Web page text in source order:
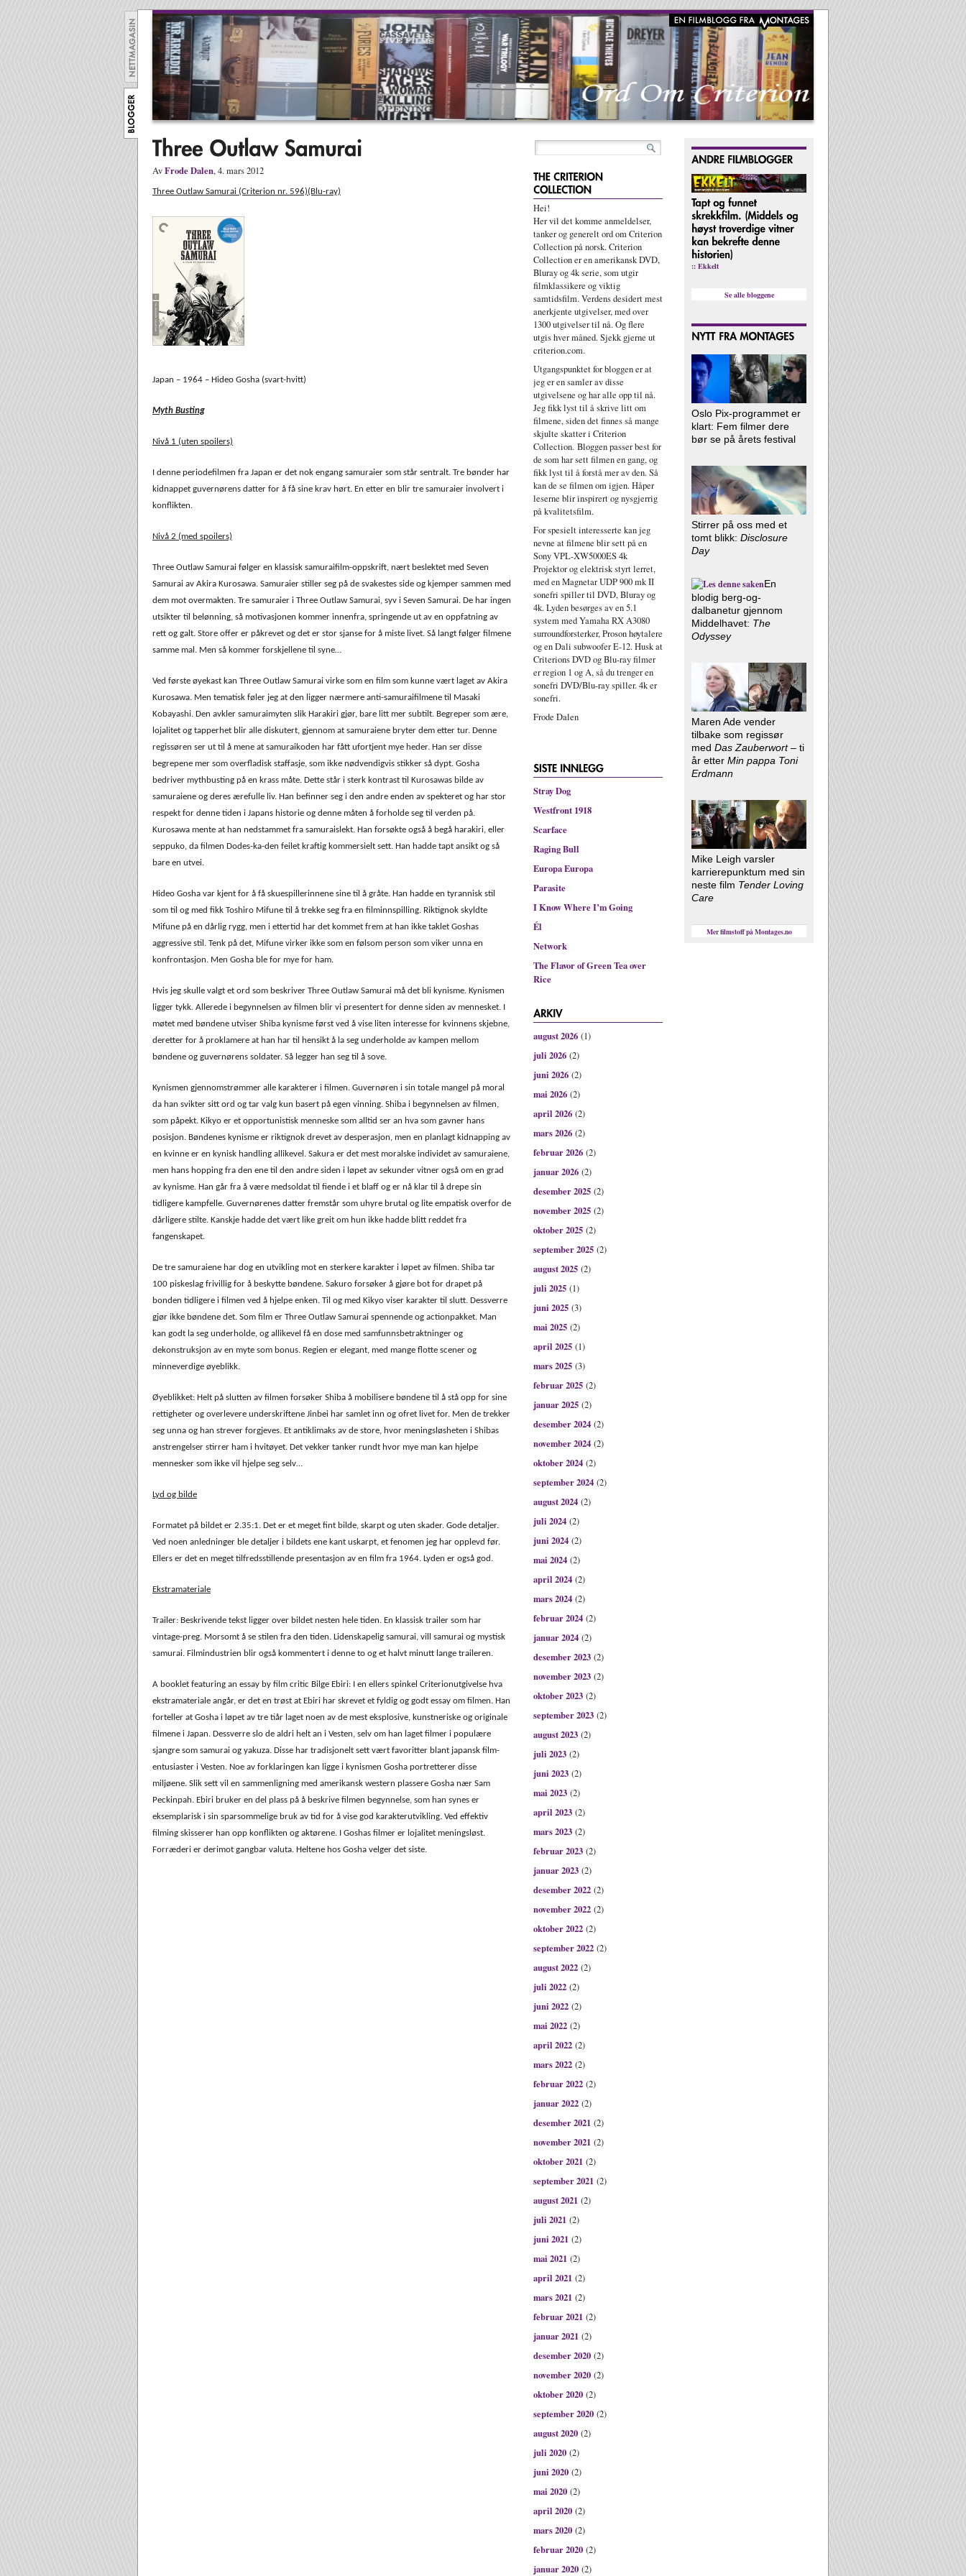
AvFrode Dalen, 4. mars 2012
Three Outlaw Samurai (Criterion nr. 596)(Blu-ray)
Japan – 1964 – Hideo Gosha (svart-hvitt)
Myth Busting
Nivå 1 (uten spoilers)
I denne periodefilmen fra Japan er det nok engang samuraier som står sentralt. Tre bønder har
kidnappet guvernørens datter for å få sine krav hørt. En etter en blir tre samuraier involvert i
konflikten.
Nivå 2 (med spoilers)
Three Outlaw Samurai følger en klassisk samuraifilm-oppskrift, nært beslektet med Seven
Samurai av Akira Kurosawa. Samuraier stiller seg på de svakestes side og kjemper sammen med
dem mot overmakten. Tre samuraier i Three Outlaw Samurai, syv i Seven Samurai. De har ingen
utsikter til belønning, så motivasjonen kommer innenfra, springende ut av en oppfatning av
rett og galt. Store offer er påkrevet og det er stor sjanse for å miste livet. Så langt følger filmene
samme mal. Men så kommer forskjellene til syne…
Ved første øyekast kan Three Outlaw Samurai virke som en film som kunne vært laget av Akira
Kurosawa. Men tematisk føler jeg at den ligger nærmere anti-samuraifilmene til Masaki
Kobayashi. Den avkler samuraimyten slik Harakiri gjør, bare litt mer subtilt. Begreper som ære,
lojalitet og tapperhet blir alle diskutert, gjennom at samuraiene bryter dem etter tur. Denne
regissøren ser ut til å mene at samuraikoden har fått ufortjent mye heder. Han ser disse
begrepene mer som overfladisk staffasje, som ikke nødvendigvis stikker så dypt. Gosha
bedriver mythbusting på en krass måte. Dette står i sterk kontrast til Kurosawas bilde av
samuraiene og deres ærefulle liv. Han befinner seg i den andre enden av spekteret og har stor
respekt for denne tiden i Japans historie og denne måten å forholde seg til verden på.
Kurosawa mente at han nedstammet fra samuraislekt. Han forsøkte også å begå harakiri, eller
seppuko, da filmen Dodes-ka-den feilet kraftig kommersielt sett. Han hadde tapt ansikt og så
bare en utvei.
Hideo Gosha var kjent for å få skuespillerinnene sine til å gråte. Han hadde en tyrannisk stil
som til og med fikk Toshiro Mifune til å trekke seg fra en filminnspilling. Riktignok skyldte
Mifune på en dårlig rygg, men i ettertid har det kommet frem at han ikke taklet Goshas
aggressive stil. Tenk på det, Mifune virker ikke som en følsom person som viker unna en
konfrontasjon. Men Gosha ble for mye for ham.
Hvis jeg skulle valgt et ord som beskriver Three Outlaw Samurai må det bli kynisme. Kynismen
ligger tykk. Allerede i begynnelsen av filmen blir vi presentert for denne siden av mennesket. I
møtet med bøndene utviser Shiba kynisme først ved å vise liten interesse for kvinnens skjebne,
deretter for å proklamere at han har til hensikt å la seg underholde av kampen mellom
bøndene og guvernørens soldater. Så legger han seg til å sove.
Kynismen gjennomstrømmer alle karakterer i filmen. Guvernøren i sin totale mangel på moral
da han svikter sitt ord og tar valg kun basert på egen vinning. Shiba i begynnelsen av filmen,
som påpekt. Kikyo er et opportunistisk menneske som alltid ser an hva som gavner hans
posisjon. Bøndenes kynisme er riktignok drevet av desperasjon, men en planlagt kidnapping av
en kvinne er en kynisk handling allikevel. Sakura er det mest moralske individet av samuraiene,
men hans hopping fra den ene til den andre siden i løpet av sekunder vitner også om en grad
av kynisme. Han går fra å være medsoldat til fiende i et blaff og er nå klar til å drepe sin
tidligere kampfelle. Guvernørenes datter fremstår som uhyre brutal og lite empatisk overfor de
dårligere stilte. Kanskje hadde det vært like greit om hun ikke hadde blitt reddet fra
fangenskapet.
De tre samuraiene har dog en utvikling mot en sterkere karakter i løpet av filmen. Shiba tar
100 piskeslag frivillig for å beskytte bøndene. Sakuro forsøker å gjøre bot for drapet på
bonden tidligere i filmen ved å hjelpe enken. Til og med Kikyo viser karakter til slutt. Dessverre
gjør ikke bøndene det. Som film er Three Outlaw Samurai spennende og actionpakket. Man
kan godt la seg underholde, og allikevel få en dose med samfunnsbetraktninger og
dekonstruksjon av en myte som bonus. Regien er elegant, med mange flotte scener og
minneverdige øyeblikk.
Øyeblikket: Helt på slutten av filmen forsøker Shiba å mobilisere bøndene til å stå opp for sine
rettigheter og overlevere underskriftene Jinbei har samlet inn og ofret livet for. Men de trekker
seg unna og han strever forgjeves. Et antiklimaks av de store, hvor meningsløsheten i Shibas
anstrengelser stirrer ham i hvitøyet. Det vekker tanker rundt hvor mye man kan hjelpe
mennesker som ikke vil hjelpe seg selv…
Lyd og bilde
Formatet på bildet er 2.35:1. Det er et meget fint bilde, skarpt og uten skader. Gode detaljer.
Ved noen anledninger ble detaljer i bildets ene kant uskarpt, et fenomen jeg har opplevd før.
Ellers er det en meget tilfredsstillende presentasjon av en film fra 1964. Lyden er også god.
Ekstramateriale
Trailer: Beskrivende tekst ligger over bildet nesten hele tiden. En klassisk trailer som har
vintage-preg. Morsomt å se stilen fra den tiden. Lidenskapelig samurai, vill samurai og mystisk
samurai. Filmindustrien blir også kommentert i denne to og et halvt minutt lange traileren.
A booklet featuring an essay by film critic Bilge Ebiri: I en ellers spinkel Criterionutgivelse hva
ekstramateriale angår, er det en trøst at Ebiri har skrevet et fyldig og godt essay om filmen. Han
forteller at Gosha i løpet av tre tiår laget noen av de mest eksplosive, kunstneriske og originale
filmene i Japan. Dessverre slo de aldri helt an i Vesten, selv om han laget filmer i populære
sjangre som samurai og yakuza. Disse har tradisjonelt sett vært favoritter blant japansk film-
entusiaster i Vesten. Noe av forklaringen kan ligge i kynismen Gosha portretterer disse
miljøene. Slik sett vil en sammenligning med amerikansk western plassere Gosha nær Sam
Peckinpah. Ebiri bruker en del plass på å beskrive filmen begynnelse, som han synes er
eksemplarisk i sin sparsommelige bruk av tid for å vise god karakterutvikling. Ved effektiv
filming skisserer han opp konflikten og aktørene. I Goshas filmer er lojalitet meningsløst.
Forræderi er derimot gangbar valuta. Heltene hos Gosha velger det siste.
Hei!
Her vil det komme anmeldelser,
tanker og generelt ord om Criterion
Collection på norsk. Criterion
Collection er en amerikansk DVD,
Bluray og 4k serie, som utgir
filmklassikere og viktig
samtidsfilm. Verdens desidert mest
anerkjente utgivelser, med over
1300 utgivelser til nå. Og flere
utgis hver måned. Sjekk gjerne ut
criterion.com.
Utgangspunktet for bloggen er at
jeg er en samler av disse
utgivelsene og har alle opp til nå.
Jeg fikk lyst til å skrive litt om
filmene, siden det finnes så mange
skjulte skatter i Criterion
Collection. Bloggen passer best for
de som har sett filmen en gang, og
fikk lyst til å forstå mer av den. Så
kan de se filmen om igjen. Håper
leserne blir inspirert og nysgjerrig
på kvalitetsfilm.
For spesielt interesserte kan jeg
nevne at filmene blir sett på en
Sony VPL-XW5000ES 4k
Projektor og elektrisk styrt lerret,
med en Magnetar UDP 900 mk II
sonefri spiller til DVD, Bluray og
4k. Lyden besørges av en 5.1
system med Yamaha RX A3080
surroundforsterker, Proson høytalere
og en Dali subwoofer E-12. Husk at
Criterions DVD og Blu-ray filmer
er region 1 og A, så du trenger en
sonefri DVD/Blu-ray spiller. 4k er
sonefri.
Frode Dalen
Stray Dog
Westfront 1918
Scarface
Raging Bull
Europa Europa
Parasite
I Know Where I’m Going
Él
Network
The Flavor of Green Tea over
Rice
august 2026 (1)
juli 2026 (2)
juni 2026 (2)
mai 2026 (2)
april 2026 (2)
mars 2026 (2)
februar 2026 (2)
januar 2026 (2)
desember 2025 (2)
november 2025 (2)
oktober 2025 (2)
september 2025 (2)
august 2025 (2)
juli 2025 (1)
juni 2025 (3)
mai 2025 (2)
april 2025 (1)
mars 2025 (3)
februar 2025 (2)
januar 2025 (2)
desember 2024 (2)
november 2024 (2)
oktober 2024 (2)
september 2024 (2)
august 2024 (2)
juli 2024 (2)
juni 2024 (2)
mai 2024 (2)
april 2024 (2)
mars 2024 (2)
februar 2024 (2)
januar 2024 (2)
desember 2023 (2)
november 2023 (2)
oktober 2023 (2)
september 2023 (2)
august 2023 (2)
juli 2023 (2)
juni 2023 (2)
mai 2023 (2)
april 2023 (2)
mars 2023 (2)
februar 2023 (2)
januar 2023 (2)
desember 2022 (2)
november 2022 (2)
oktober 2022 (2)
september 2022 (2)
august 2022 (2)
juli 2022 (2)
juni 2022 (2)
mai 2022 (2)
april 2022 (2)
mars 2022 (2)
februar 2022 (2)
januar 2022 (2)
desember 2021 (2)
november 2021 (2)
oktober 2021 (2)
september 2021 (2)
august 2021 (2)
juli 2021 (2)
juni 2021 (2)
mai 2021 (2)
april 2021 (2)
mars 2021 (2)
februar 2021 (2)
januar 2021 (2)
desember 2020 (2)
november 2020 (2)
oktober 2020 (2)
september 2020 (2)
august 2020 (2)
juli 2020 (2)
juni 2020 (2)
mai 2020 (2)
april 2020 (2)
mars 2020 (2)
februar 2020 (2)
januar 2020 (2)
:: Ekkelt
Se alle bloggene
Oslo Pix-programmet er
klart: Fem filmer dere
bør se på årets festival
Stirrer på oss med et
tomt blikk: Disclosure
Day
En
blodig berg-og-
dalbanetur gjennom
Middelhavet: The
Odyssey
Maren Ade vender
tilbake som regissør
med Das Zauberwort– ti
år etter Min pappa Toni
Erdmann
Mike Leigh varsler
karrierepunktum med sin
neste film Tender Loving
Care
Mer filmstoff på Montages.no